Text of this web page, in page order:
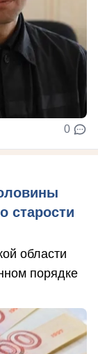
0
старости
области
порядке